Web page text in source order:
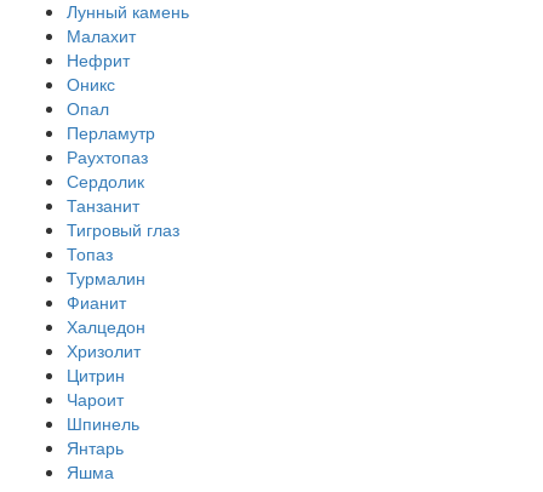
Лунный камень
Малахит
Нефрит
Оникс
Опал
Перламутр
Раухтопаз
Сердолик
Танзанит
Тигровый глаз
Топаз
Турмалин
Фианит
Халцедон
Хризолит
Цитрин
Чароит
Шпинель
Янтарь
Яшма